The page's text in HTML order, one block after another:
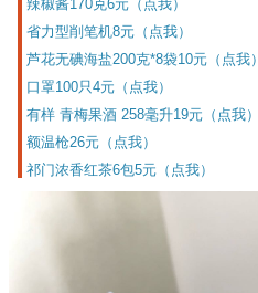
辣椒酱170克6元（点我）
省力型削笔机8元（点我）
芦花无碘海盐200克*8袋10元（点我）
口罩100只4元（点我）
有样 青梅果酒 258毫升19元（点我）
额温枪26元（点我）
祁门浓香红茶6包5元（点我）